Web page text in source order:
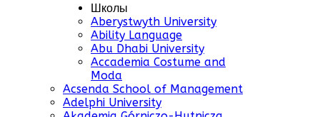
Школы
Aberystwyth University
Ability Language
Abu Dhabi University
Accademia Costume and
Moda
Acsenda School of Management
Adelphi University